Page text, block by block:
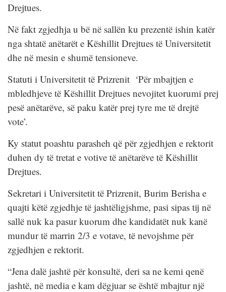
Drejtues.
Në fakt zgjedhja u bë në sallën ku prezentë ishin katër
nga shtatë anëtarët e Këshillit Drejtues të Universitetit
dhe në mesin e shumë tensioneve.
Statuti i Universitetit të Prizrenit ‘Për mbajtjen e
mbledhjeve të Këshillit Drejtues nevojitet kuorumi prej
pesë anëtarëve, së paku katër prej tyre me të drejtë
vote’.
Ky statut poashtu parasheh që për zgjedhjen e rektorit
duhen dy të tretat e votive të anëtarëve të Këshillit
Drejtues.
Sekretari i Universitetit të Prizrenit, Burim Berisha e
quajti këtë zgjedhje të jashtëligjshme, pasi sipas tij në
sallë nuk ka pasur kuorum dhe kandidatët nuk kanë
mundur të marrin 2/3 e votave, të nevojshme për
zgjedhjen e rektorit.
“Jena dalë jashtë për konsultë, deri sa ne kemi qenë
jashtë, në media e kam dëgjuar se është mbajtur një